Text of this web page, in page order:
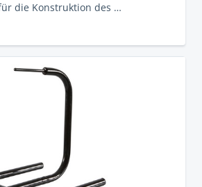
die Konstruktion des …